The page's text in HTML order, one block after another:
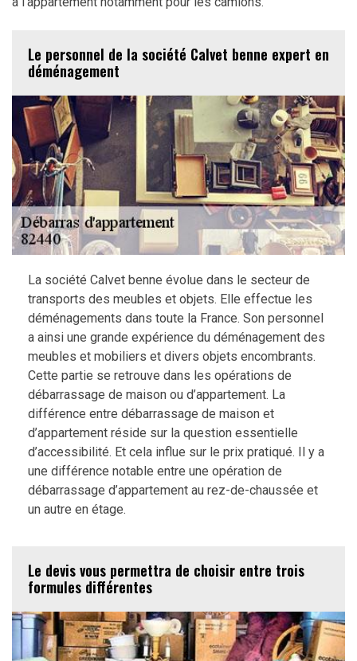
Le personnel de la société Calvet benne expert en
déménagement
La société Calvet benne évolue dans le secteur de
transports des meubles et objets. Elle effectue les
déménagements dans toute la France. Son personnel
a ainsi une grande expérience du déménagement des
meubles et mobiliers et divers objets encombrants.
Cette partie se retrouve dans les opérations de
débarrassage de maison ou d’appartement. La
différence entre débarrassage de maison et
d’appartement réside sur la question essentielle
d’accessibilité. Et cela influe sur le prix pratiqué. Il y a
une différence notable entre une opération de
débarrassage d’appartement au rez-de-chaussée et
un autre en étage.
Le devis vous permettra de choisir entre trois
formules différentes